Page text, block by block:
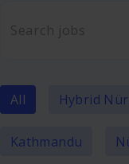
All Hybrid
Kathmandu